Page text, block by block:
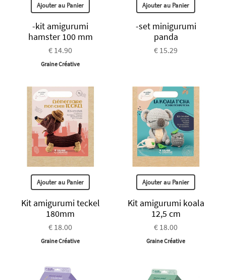
Ajouter au Panier
-kit amigurumi
hamster 100 mm
€ 14.90
Graine Créative
Ajouter au Panier
-set minigurumi
panda
€ 15.29
Ajouter au Panier
Kit amigurumi teckel
180mm
€ 18.00
Graine Créative
Ajouter au Panier
Kit amigurumi koala
12,5 cm
€ 18.00
Graine Créative